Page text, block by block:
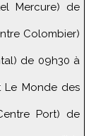
Colombier)
de 09h30 à
Le Monde des
Port) de